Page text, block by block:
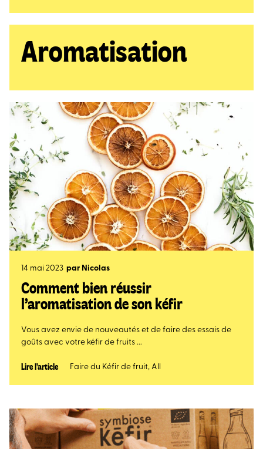
Aromatisation
14 mai 2023 par Nicolas
Comment bien réussir
l’aromatisation de son kéfir
Vous avez envie de nouveautés et de faire des essais de
goûts avec votre kéfir de fruits ...
Lire l'article Faire du Kéfir de fruit, All